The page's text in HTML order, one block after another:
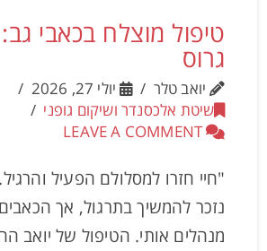
טיפול מוצלח בכאבי
גרוס
יואב טלר
יולי 27, 2026
שיטת אלכסנדר ושיקום גופני
LEAVE A COMMENT
"חיי חזרו למסלולם הפעיל
נזכר להמשיך בתרגול, אך
מנהלים אותי. הטיפול של יואב